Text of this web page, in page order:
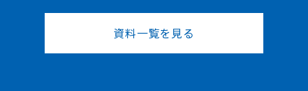
資料一覧を見る